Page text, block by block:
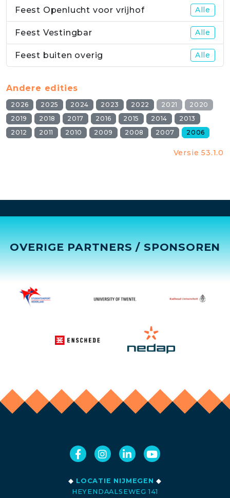
Feest Openlucht voor vrijhof Alle
Feest Vestingbar Alle
Feest buiten overig Alle
Andere edities
2026 2025 2024 2023 2022 2021
2020
2019
2018 2017 2016 2015 2014
2013
2012
2011 2010 2009 2008 2007 2006
Versie 53.1.0
OVERIGE PARTNERS / SPONSOREN
◆ LOCATIE NIJMEGEN ◆
HEYENDAALSEWEG 141